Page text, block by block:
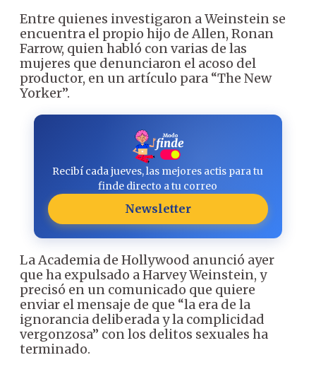
Entre quienes investigaron a Weinstein se
encuentra el propio hijo de Allen, Ronan
Farrow, quien habló con varias de las
mujeres que denunciaron el acoso del
productor, en un artículo para “The New
Yorker”.
Recibí cada jueves, las mejores actis para tu
finde directo a tu correo
Newsletter
La Academia de Hollywood anunció ayer
que ha expulsado a Harvey Weinstein, y
precisó en un comunicado que quiere
enviar el mensaje de que “la era de la
ignorancia deliberada y la complicidad
vergonzosa” con los delitos sexuales ha
terminado.